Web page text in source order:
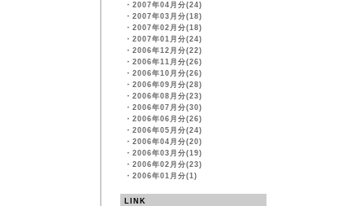
・ 2007年04月分(24)
・ 2007年03月分(18)
・ 2007年02月分(18)
・ 2007年01月分(24)
・ 2006年12月分(22)
・ 2006年11月分(26)
・ 2006年10月分(26)
・ 2006年09月分(28)
・ 2006年08月分(23)
・ 2006年07月分(30)
・ 2006年06月分(26)
・ 2006年05月分(24)
・ 2006年04月分(20)
・ 2006年03月分(19)
・ 2006年02月分(23)
・ 2006年01月分(1)
LINK